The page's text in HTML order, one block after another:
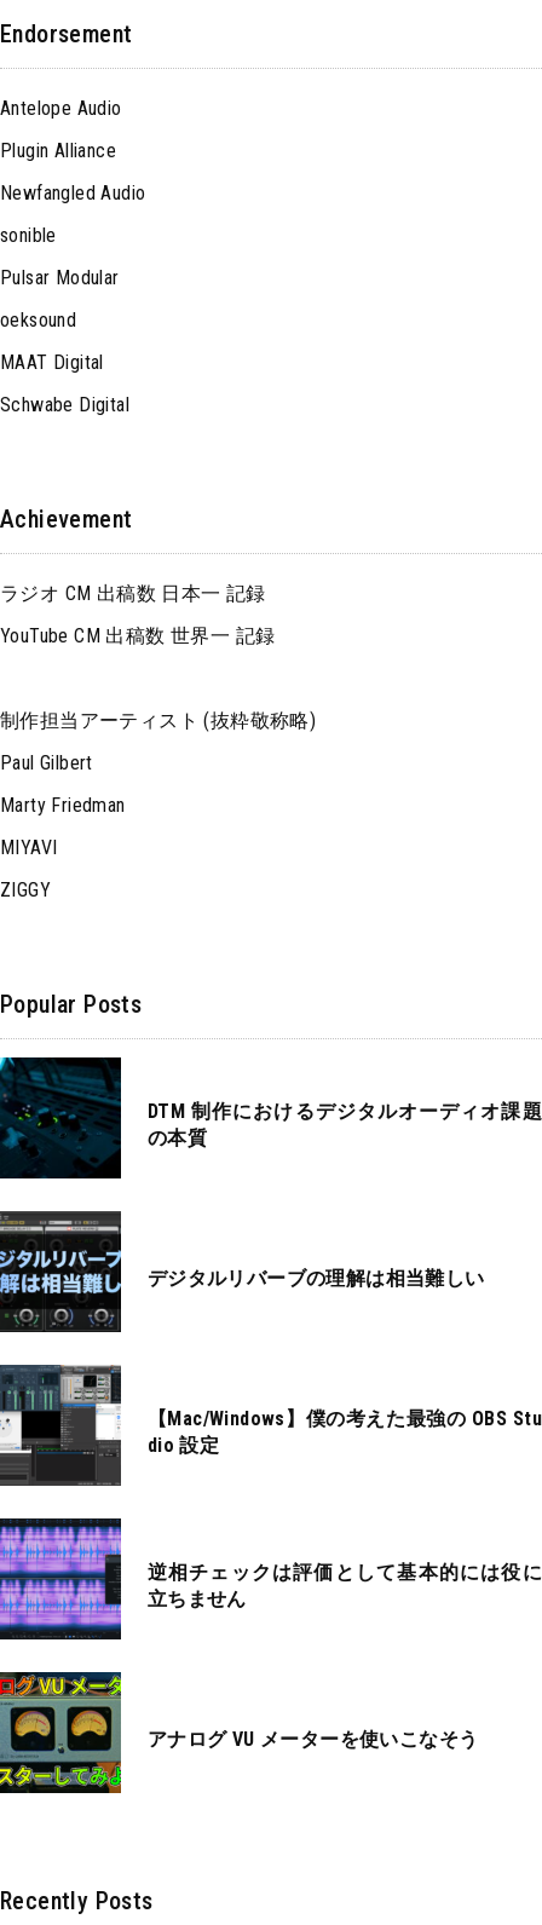
Endorsement
Antelope Audio
Plugin Alliance
Newfangled Audio
sonible
Pulsar Modular
oeksound
MAAT Digital
Schwabe Digital
Achievement
ラジオ CM 出稿数 日本一 記録
YouTube CM 出稿数 世界一 記録
制作担当アーティスト (抜粋敬称略)
Paul Gilbert
Marty Friedman
MIYAVI
ZIGGY
Popular Posts
DTM 制作におけるデジタルオーディオ課題
の本質
デジタルリバーブの理解は相当難しい
【Mac/Windows】僕の考えた最強の OBS Stu
dio 設定
逆相チェックは評価として基本的には役に
立ちません
アナログ VU メーターを使いこなそう
Recently Posts